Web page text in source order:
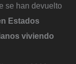
se han devuelto
Estados
viviendo